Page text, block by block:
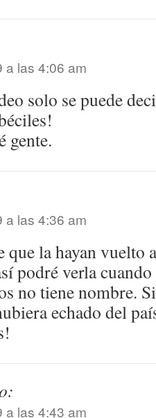
a las 4:06 am
solo se puede
a las 4:36 am
que la hayan vuelto
podré verla
no tiene nombre.
echado del
a las 4:43 am